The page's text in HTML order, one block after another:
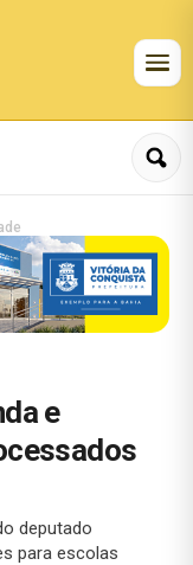
e
deputado
para escolas